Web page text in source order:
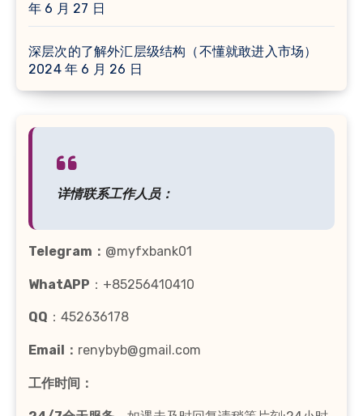
年 6 月 27 日
深层次的了解外汇层级结构（不懂就敢进入市场）
2024 年 6 月 26 日
详情联系工作人员：
Telegram： @myfxbank01
WhatAPP ：+85256410410
QQ ：452636178
Email： renybyb@gmail.com
工作时间：